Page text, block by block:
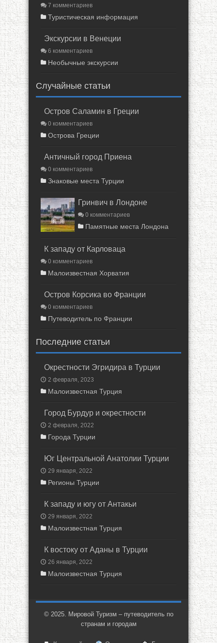
7 комментариев
Туристическая информация
Экскурсии в Венеции
6 комментариев
Необычные экскурсии
Случайные статьи
Остров Саламин в Греции
0 комментариев
Острова Греции
Античный город Приена
0 комментариев
Знаковые места Турции
Гринвич в Лондоне
0 комментариев
Памятные места Лондона
К западу от Карловаца
0 комментариев
Малоизвестная Хорватия
Остров Корсика во Франции
0 комментариев
Путеводитель по Франции
Последние статьи
Окрестности Эгридира в Турции
2 февраля, 2023
Малоизвестная Турция
Город Бурдур и окрестности
2 февраля, 2022
Города Турции
Юг Центральной Анатолии Турции
29 января, 2022
Регионы Турции
К западу и югу от Антакьи
29 января, 2022
Малоизвестная Турция
К востоку от Аданы в Турции
26 января, 2022
Малоизвестная Турция
© 2025. Мировой Туризм – путеводитель по
странам и городам